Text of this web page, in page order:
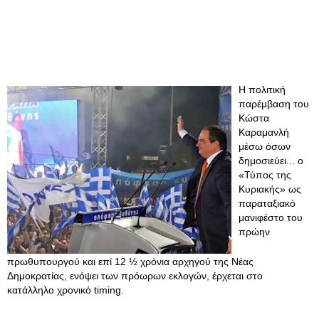
Η πολιτική
παρέμβαση του
Κώστα
Καραμανλή
μέσω όσων
δημοσιεύει... ο
«Τύπος της
Κυριακής» ως
παραταξιακό
μανιφέστο του
πρώην
πρωθυπουργού και επί 12 ½ χρόνια αρχηγού της Νέας
Δημοκρατίας, ενόψει των πρόωρων εκλογών, έρχεται στο
κατάλληλο χρονικό timing.